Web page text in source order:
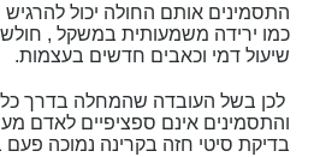
התסמינים אותם החולה יכול
כמו ירידה משמעותית במשקל ,
שיעול דמי וכאבים חדשים בעצמות.
לכן בשל העובדה שהמחלה בדרך
והתסמינים אינם ספציפיים לאדם
בדיקת סיטי חזה בקרינה נמוכה